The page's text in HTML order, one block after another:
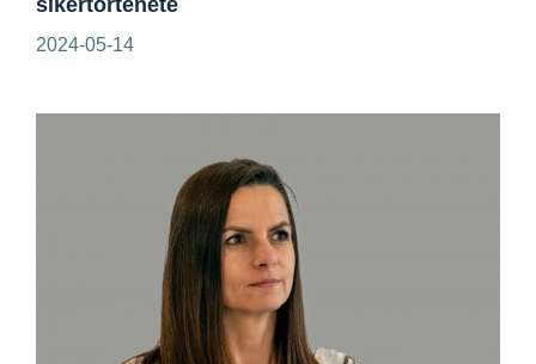
sikertörténete
2024-05-14